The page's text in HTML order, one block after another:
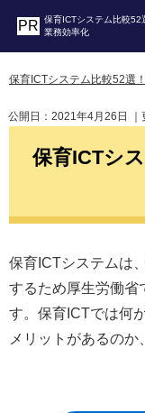
保育ICTシステム比較52
業務効率化
保育ICTシステム比較52選
公開日： 2021年4月26日
保育ICTシ
保育ICTシステムは
するため厚生労働省
す。保育ICTでは何
メリットがあるのか